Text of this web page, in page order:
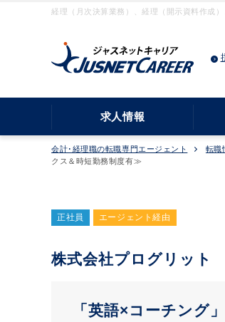
経理（月次決算業務）、経理（開示資料作成
求人情報
会計･経理職の転職専門エージェント 転職
クス＆時短勤務制度有≫
正社員 エージェント経由
株式会社プログリット
「英語×コーチング